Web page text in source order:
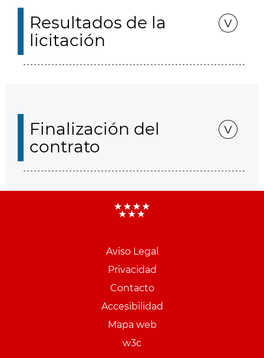
Resultados de la
licitación
Finalización del
contrato
Aviso Legal
Privacidad
Contacto
Accesibilidad
Mapa web
w3c